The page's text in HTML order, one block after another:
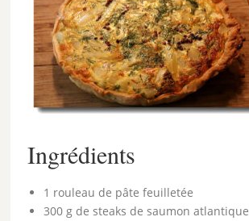
Ingrédients
1 rouleau de pâte feuilletée
300 g de steaks de saumon atlantique